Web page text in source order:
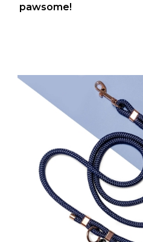
pawsome!